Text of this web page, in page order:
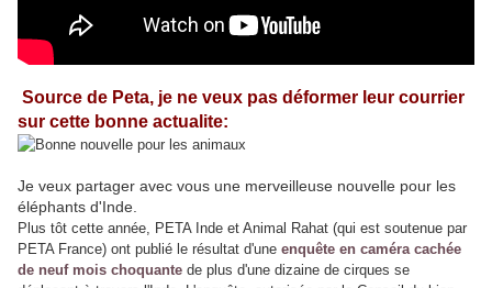
Source de Peta, je ne veux pas déformer leur courrier
sur cette bonne actualite:
Je veux partager avec vous une merveilleuse nouvelle pour les
éléphants d'Inde.
Plus tôt cette année, PETA Inde et Animal Rahat (qui est soutenue par
PETA France) ont publié le résultat d'une enquête en caméra cachée
de neuf mois choquante de plus d'une dizaine de cirques se